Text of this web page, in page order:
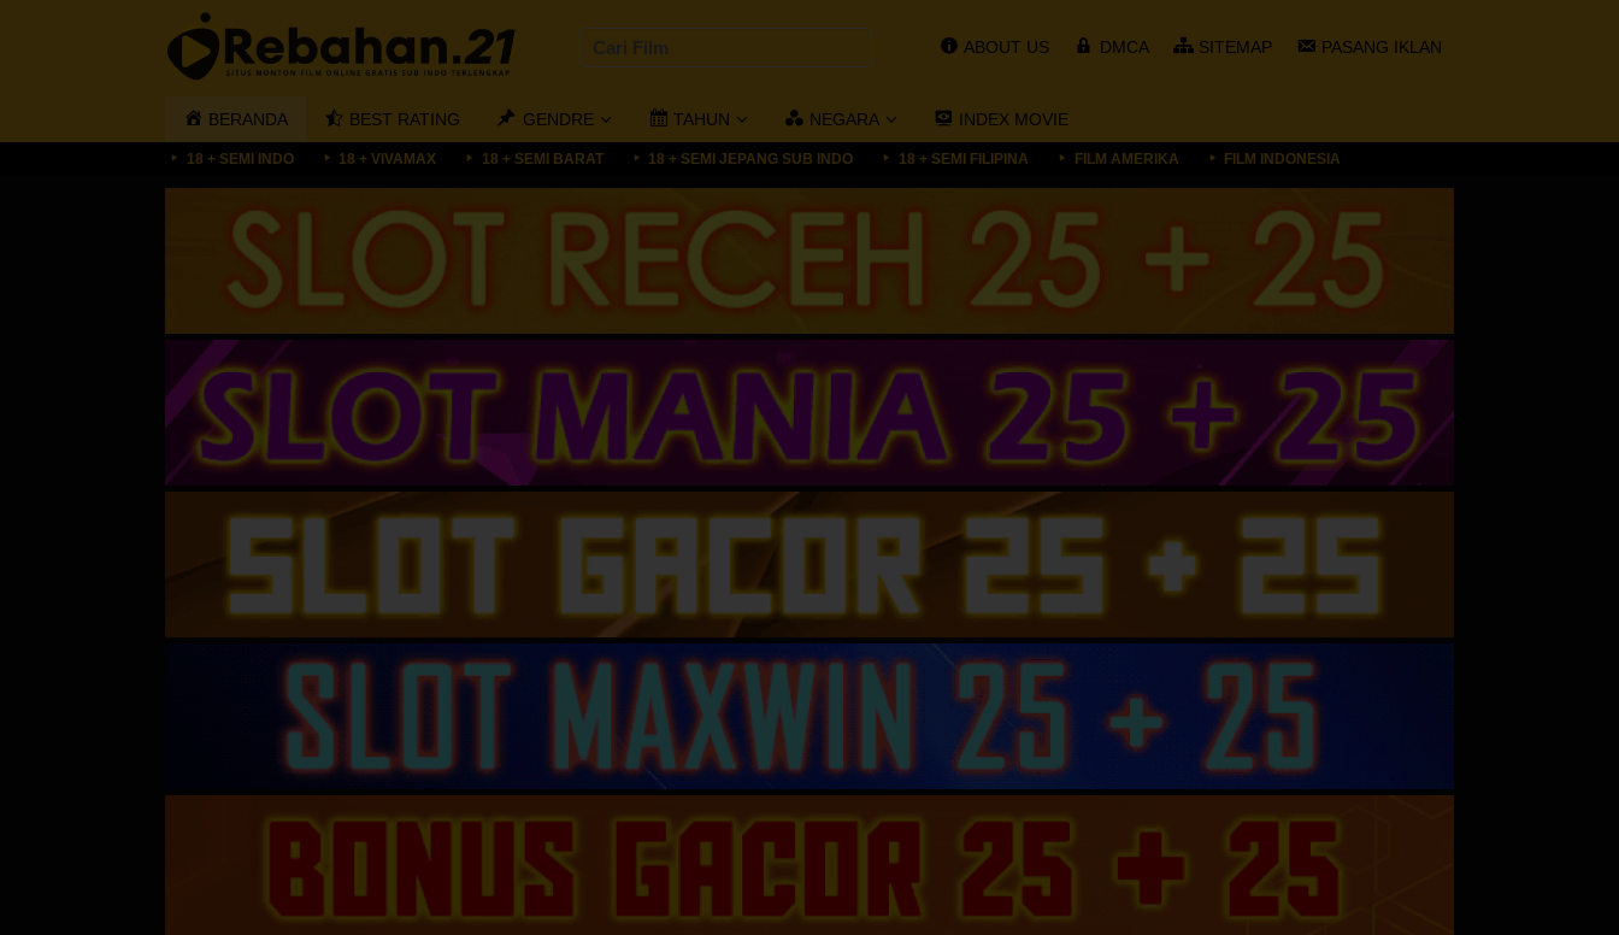
ABOUT US DMCA SITEMAP PASANG IKLAN
BERANDA BEST RATING GENDRE TAHUN NEGARA INDEX MOVIE
18 + SEMI INDO 18 + VIVAMAX 18 + SEMI BARAT 18 + SEMI JEPANG SUB INDO 18 + SEMI FILIPINA FILM AMERIKA FILM INDONESIA